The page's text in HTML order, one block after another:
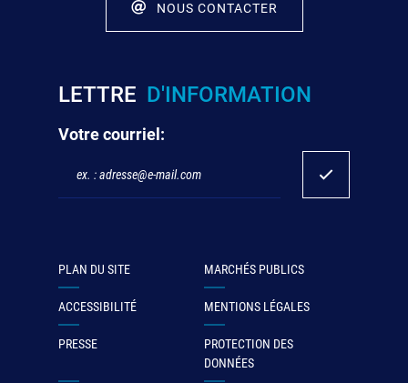
NOUS CONTACTER
LETTRE D'INFORMATION
Votre courriel:
PLAN DU SITE MARCHÉS PUBLICS
ACCESSIBILITÉ MENTIONS LÉGALES
PRESSE
PROTECTION DES
DONNÉES